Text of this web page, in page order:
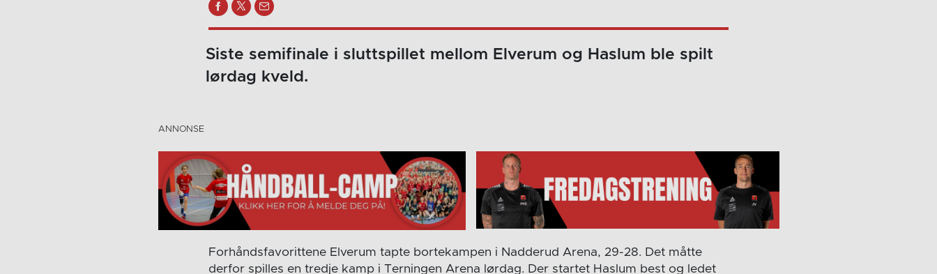
Siste semifinale i sluttspillet mellom Elverum og Haslum ble spilt
lørdag kveld.
Forhåndsfavorittene Elverum tapte bortekampen i Nadderud Arena, 29-28. Det måtte
derfor spilles en tredje kamp i Terningen Arena lørdag. Der startet Haslum best og ledet